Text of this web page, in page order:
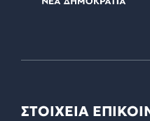
ΣΤΟΙΧΕΙΑ